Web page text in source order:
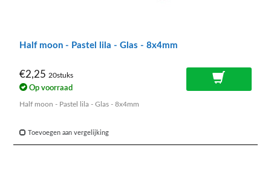
Half moon - Pastel lila - Glas - 8x4mm
€2,25 20stuks
Op voorraad
Half moon - Pastel lila - Glas - 8x4mm
Toevoegen aan vergelijking